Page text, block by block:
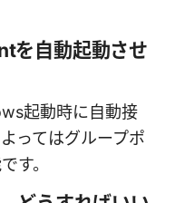
を自動起動させ
起動時に自動接
ってはグループポ
す。